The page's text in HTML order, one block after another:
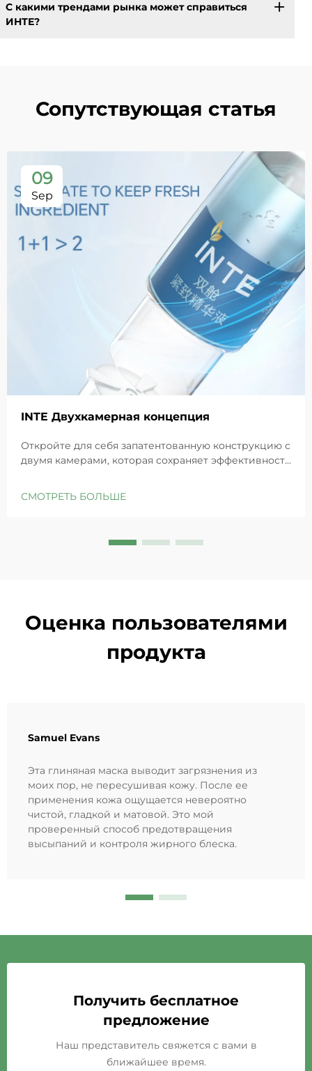
С какими трендами рынка может справиться
ИНТЕ?
Сопутствующая статья
09
Sep
INTE Двухкамерная концепция
Откройте для себя запатентованную конструкцию с
двумя камерами, которая сохраняет эффективность
восстанавливает барьеры чувствительной кожи.
СМОТРЕТЬ БОЛЬШЕ
Оценка пользователями
продукта
Samuel Evans
Эта глиняная маска выводит загрязнения из
моих пор, не пересушивая кожу. После ее
применения кожа ощущается невероятно
чистой, гладкой и матовой. Это мой
проверенный способ предотвращения
высыпаний и контроля жирного блеска.
Получить бесплатное
предложение
Наш представитель свяжется с вами в
ближайшее время.